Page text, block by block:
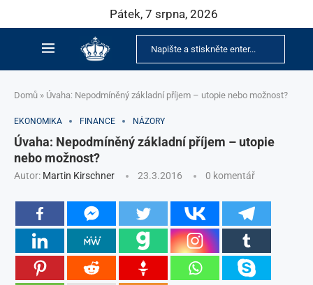
Pátek, 7 srpna, 2026
Domů » Úvaha: Nepodmíněný základní příjem – utopie nebo možnost?
EKONOMIKA FINANCE NÁZORY
Úvaha: Nepodmíněný základní příjem – utopie
nebo možnost?
Autor: Martin Kirschner 23.3.2016 0 komentář